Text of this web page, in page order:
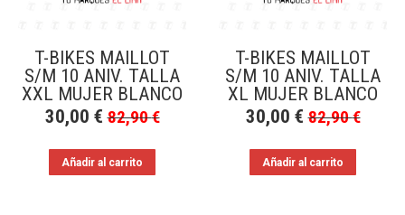
T-BIKES MAILLOT
S/M 10 ANIV. TALLA
XXL MUJER BLANCO
30,00 € 82,90€
Añadir al carrito
T-BIKES MAILLOT
S/M 10 ANIV. TALLA
XL MUJER BLANCO
30,00 € 82,90€
Añadir al carrito